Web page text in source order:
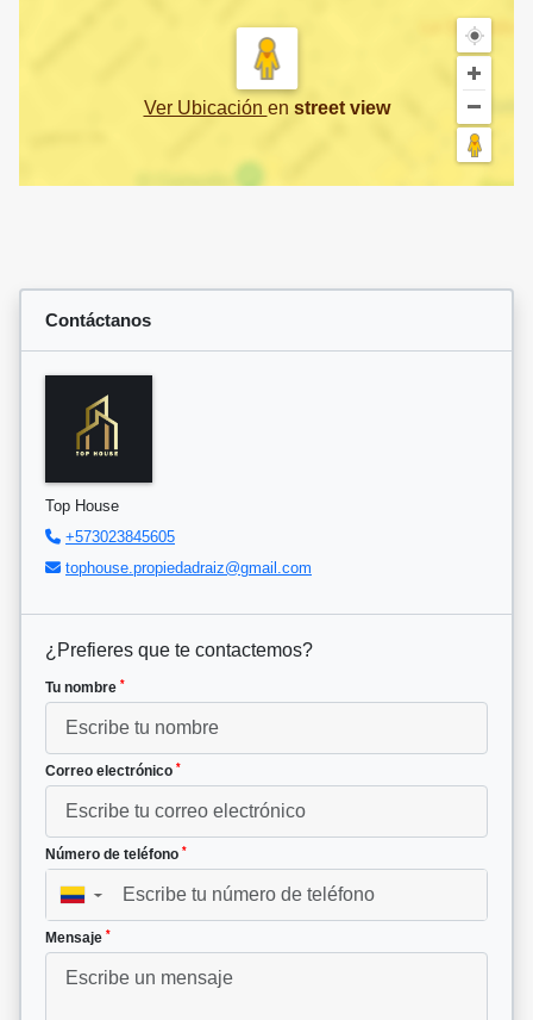
Ver Ubicación en street view
Contáctanos
Top House
+573023845605
tophouse.propiedadraiz@gmail.com
¿Prefieres que te contactemos?
Tu nombre *
Correo electrónico *
Número de teléfono *
▼
Mensaje *